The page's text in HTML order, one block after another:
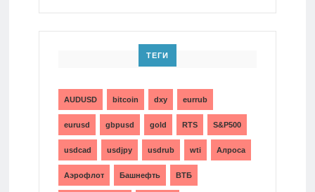
ТЕГИ
AUDUSD bitcoin dxy eurrub
eurusd gbpusd gold RTS S&P500
usdcad usdjpy usdrub wti Алроса
Аэрофлот Башнефть ВТБ